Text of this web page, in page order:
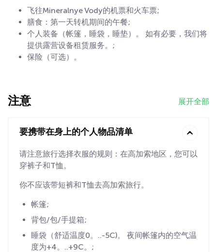
飞往Mineralnye Vody的机票和火车票;
膳食：第一天转机期间的午餐;
个人装备（帐篷，睡袋，睡垫）。 如有必要，我们将
提供露营设备租赁服务。;
保险（可选）。
注意 展开全部
要携带在身上的个人物品清单
请注意旅行选择衣服的规则：在高加索地区，您可以
穿裤子和T恤。
你不应该带短裤和T恤去高加索旅行。
帐篷;
背包/包/手提箱;
睡袋（舒适温度0。..-5C)。 夜间帐篷内的空气温
度为+4。..+9C。;